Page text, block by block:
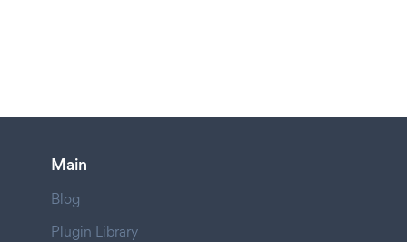
Main
Blog
Plugin Library